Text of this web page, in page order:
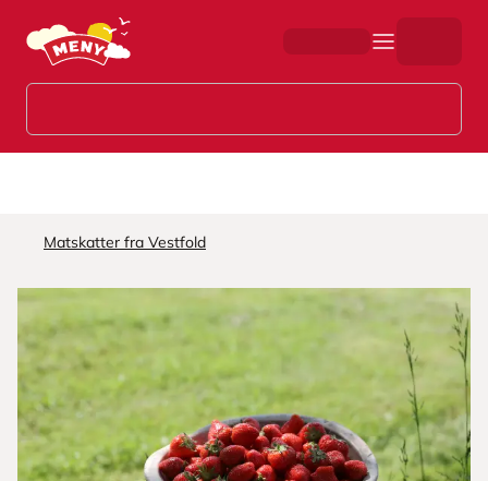
Hopp til hovedinnhold
Matskatter fra Vestfold